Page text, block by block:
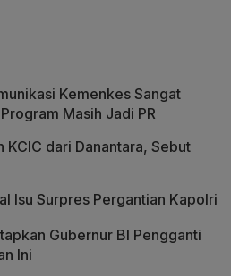
Kemenkes Sangat
Masih Jadi PR
KCIC dari Danantara, Sebut
Isu Surpres Pergantian Kapolri
Gubernur BI Pengganti
Ini